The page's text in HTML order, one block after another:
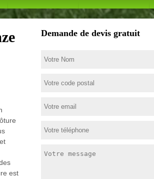
est
Demande de devis gratuit